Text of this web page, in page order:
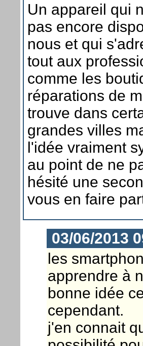
Un appareil qui
pas encore
nous et qui
tout aux
comme les
réparations de
trouve dans
grandes villes
l'idée vraiment
au point de ne
hésité une
vous en faire
03/06/2013
les
apprendre à
bonne idée
cependant.
j'en connait